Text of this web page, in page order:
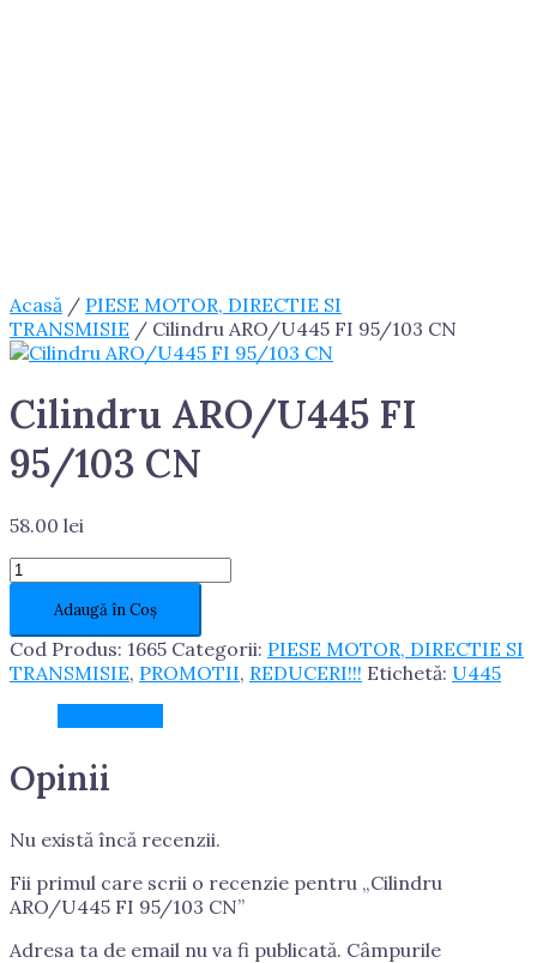
Acasă / PIESE MOTOR, DIRECTIE SI
TRANSMISIE / Cilindru ARO/U445 FI 95/103 CN
Cilindru ARO/U445 FI
95/103 CN
58.00 lei
Cantitate
Cilindru
ARO/U445
FI
95/103
CN
Adaugă în Coș
Cod Produs: 1665 Categorii: PIESE MOTOR, DIRECTIE SI
TRANSMISIE, PROMOTII, REDUCERI!!! Etichetă: U445
Opinii
Nu există încă recenzii.
Fii primul care scrii o recenzie pentru „Cilindru
ARO/U445 FI 95/103 CN”
Adresa ta de email nu va fi publicată. Câmpurile